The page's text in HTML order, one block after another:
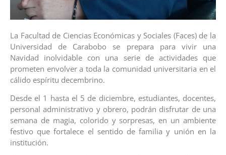
La Facultad de Ciencias Económicas y Sociales (Faces) de la
Universidad de Carabobo se prepara para vivir una
Navidad inolvidable con una serie de actividades que
prometen envolver a toda la comunidad universitaria en el
cálido espíritu decembrino.
Desde el 1 hasta el 5 de diciembre, estudiantes, docentes,
personal administrativo y obrero, podrán disfrutar de una
semana de magia, colorido y sorpresas, en un ambiente
festivo que fortalece el sentido de familia y unión en la
institución.‎‎